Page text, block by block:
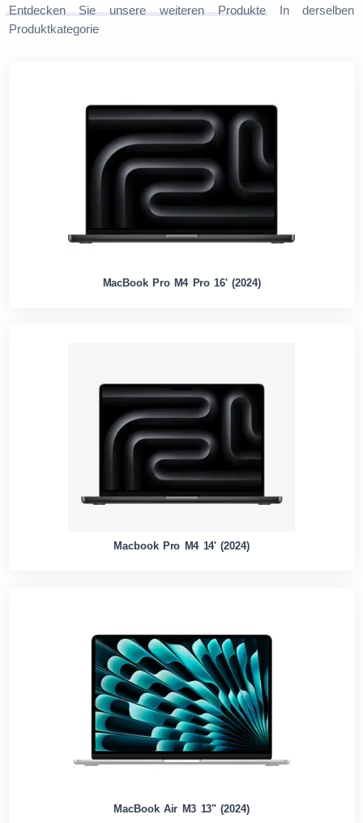
Entdecken Sie unsere weiteren ProdukteIn derselben
Produktkategorie
MacBook Pro M4 Pro 16' (2024)
Macbook Pro M4 14' (2024)
MacBook Air M3 13" (2024)